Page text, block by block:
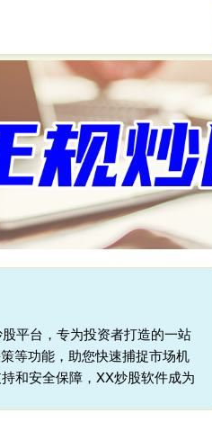
平台，专为投资者打造的一站
等功能，助您快速捕捉市场机
和安全保障，XX炒股软件成为